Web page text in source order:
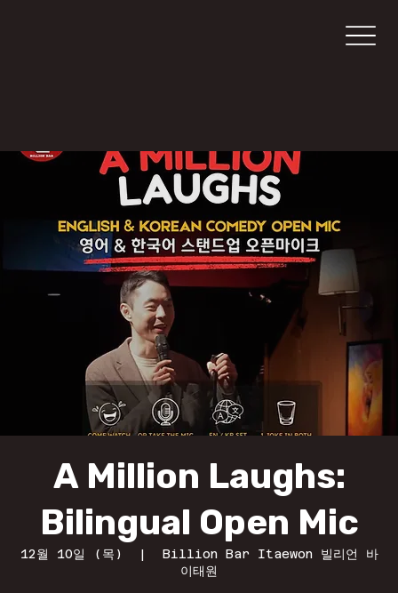
A Million Laughs:
Bilingual Open Mic
12월 10일 (목)
  |
Billion Bar Itaewon 빌리언 바
이태원